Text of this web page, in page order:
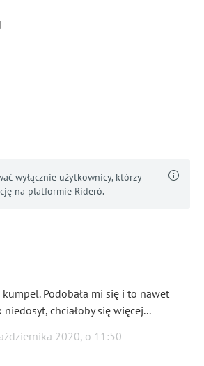
wyłącznie użytkownicy, którzy
na platformie Riderò.
kumpel. Podobała mi się i to nawet
chciałoby się więcej...
2020, o 11:50